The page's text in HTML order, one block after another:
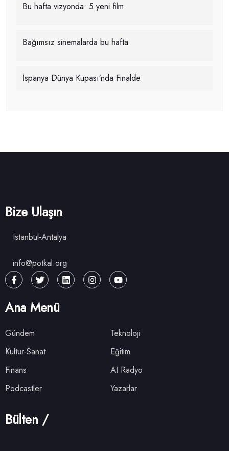
Bu hafta vizyonda: 5 yeni film
Bağımsız sinemalarda bu hafta
İspanya Dünya Kupası’nda Finalde
Bize Ulaşın
Istanbul-Antalya
info@potkal.org
Ana Menü
Gündem
Teknoloji
Kültür-Sanat
Eğitim
Finans
AI Radyo
Podcastler
Yazarlar
Bülten /